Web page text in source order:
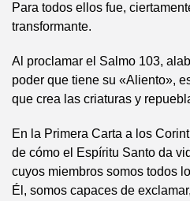
Para todos ellos fue,
transformante.
Al proclamar el Salmo 103,
poder que tiene su «Aliento»,
que crea las criaturas y
En la Primera Carta a los
de cómo el Espíritu Santo da
cuyos miembros somos todos
Él, somos capaces de